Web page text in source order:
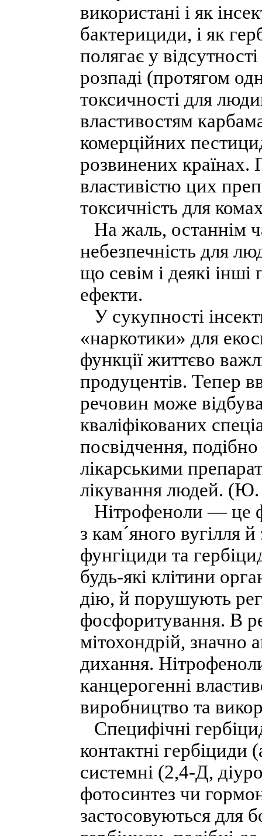
використані і як
бактерициди, і як
полягає у
розпаді (протягом
токсичності для
властивостям
комерційних
розвинених
властивістю цих
токсичність для
На жаль, останнім
небезпечність для
що севім і деякі
ефекти.
У сукупності
«наркотики» для
функції життєво
продуцентів. Тепер
речовин може
кваліфікованих
посвідчення,
лікарськими
лікування людей.
Нітрофеноли — це
з кам´яного вугілля
фунгіциди та
будь-які клітини
дію, й порушують
фосфоритування. В
мітохондрій, значно
дихання.
канцерогенні
виробництво та
Специфічні
контактні гербіциди
системні (2,4-Д,
фотосинтез чи
застосовуються для